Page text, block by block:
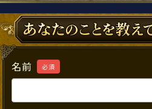
名前 必須